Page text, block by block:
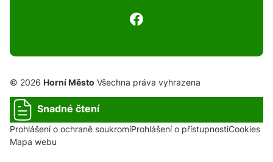
© 2026 Horní Město Všechna práva vyhrazena
Snadné čtení
Prohlášení o ochraně soukromíProhlášení o přístupnostiCookies
Mapa webu